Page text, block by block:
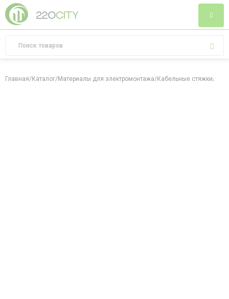
Главная/Каталог/Материалы для электромонтажа/Кабельные стяжки/